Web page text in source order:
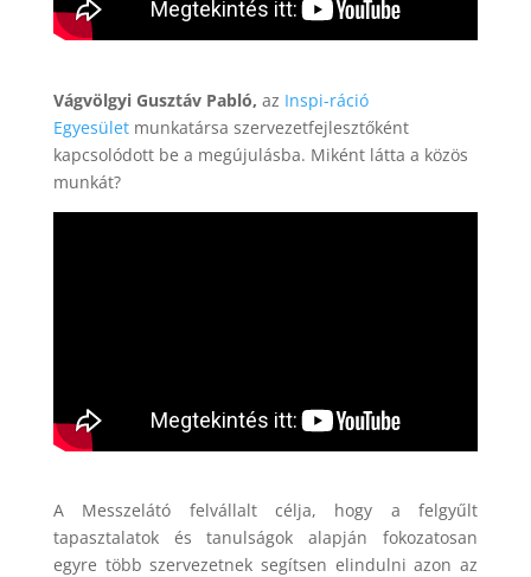
Vágvölgyi Gusztáv Pabló, az Inspi-ráció
Egyesületmunkatársa szervezetfejlesztőként
kapcsolódott be a megújulásba. Miként látta a közös
munkát?
A Messzelátó felvállalt célja, hogy a felgyűlt
tapasztalatok és tanulságok alapján fokozatosan
egyre több szervezetnek segítsen elindulni azon az